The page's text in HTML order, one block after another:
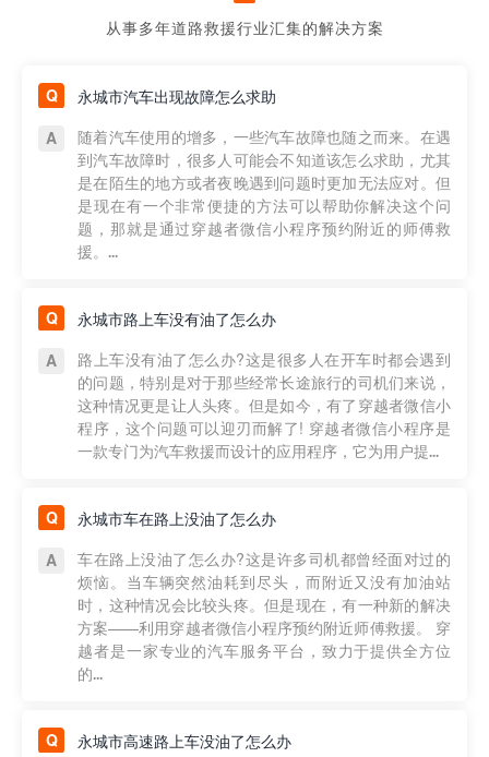
从事多年道路救援行业汇集的解决方案
永城市汽车出现故障怎么求助
随着汽车使用的增多，一些汽车故障也随之而来。在遇
到汽车故障时，很多人可能会不知道该怎么求助，尤其
是在陌生的地方或者夜晚遇到问题时更加无法应对。但
是现在有一个非常便捷的方法可以帮助你解决这个问
题，那就是通过穿越者微信小程序预约附近的师傅救
援。...
永城市路上车没有油了怎么办
路上车没有油了怎么办?这是很多人在开车时都会遇到
的问题，特别是对于那些经常长途旅行的司机们来说，
这种情况更是让人头疼。但是如今，有了穿越者微信小
程序，这个问题可以迎刃而解了! 穿越者微信小程序是
一款专门为汽车救援而设计的应用程序，它为用户提...
永城市车在路上没油了怎么办
车在路上没油了怎么办?这是许多司机都曾经面对过的
烦恼。当车辆突然油耗到尽头，而附近又没有加油站
时，这种情况会比较头疼。但是现在，有一种新的解决
方案——利用穿越者微信小程序预约附近师傅救援。 穿
越者是一家专业的汽车服务平台，致力于提供全方位
的...
永城市高速路上车没油了怎么办